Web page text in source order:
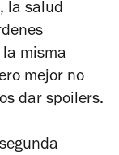
la salud
misma
mejor no
dar spoilers.